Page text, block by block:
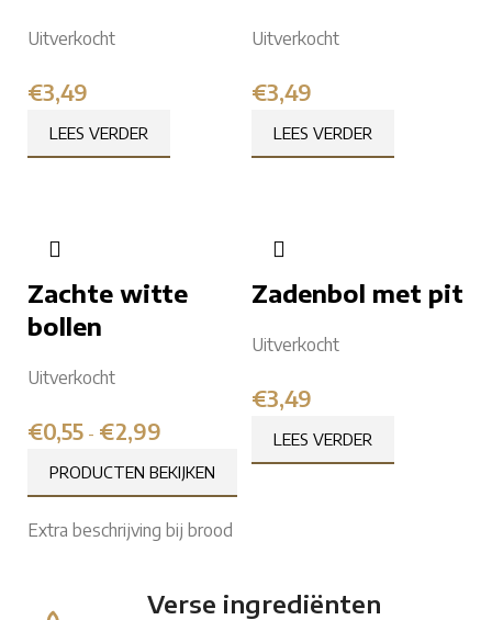
Uitverkocht
€3,49
LEES VERDER
Uitverkocht
€3,49
LEES VERDER
Zachte witte
bollen
Uitverkocht
€0,55 - €2,99
PRODUCTEN BEKIJKEN
Zadenbol met pit
Uitverkocht
€3,49
LEES VERDER
Extra beschrijving bij brood
Verse ingrediënten